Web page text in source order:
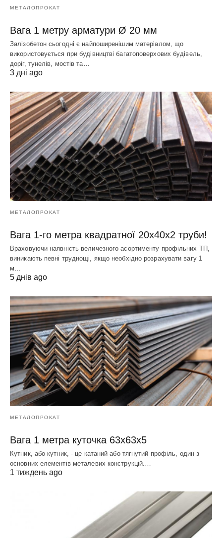
МЕТАЛОПРОКАТ
Вага 1 метру арматури Ø 20 мм
Залізобетон сьогодні є найпоширенішим матеріалом, що
використовується при будівництві багатоповерхових будівель,
доріг, тунелів, мостів та…
3 дні ago
МЕТАЛОПРОКАТ
Вага 1-го метра квадратної 20х40х2 труби!
Враховуючи наявність величезного асортименту профільних ТП,
виникають певні труднощі, якщо необхідно розрахувати вагу 1
м…
5 днів ago
МЕТАЛОПРОКАТ
Вага 1 метра куточка 63х63х5
Кутник, або кутник, - це катаний або тягнутий профіль, один з
основних елементів металевих конструкцій.…
1 тиждень ago